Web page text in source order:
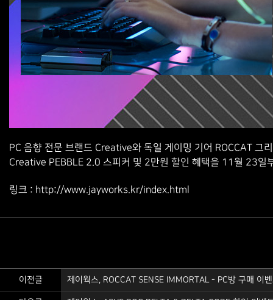
PC 음향 전문 브랜드 Creative와 독일 게이밍 기어 ROCCAT 그
Creative PEBBLE 2.0 스피커 및 2만원 할인 혜택을 11월 23일
링크 : http://www.jayworks.kr/index.html
이전글 제이웍스, ROCCAT SENSE IMMORTAL - PC방 구매 이